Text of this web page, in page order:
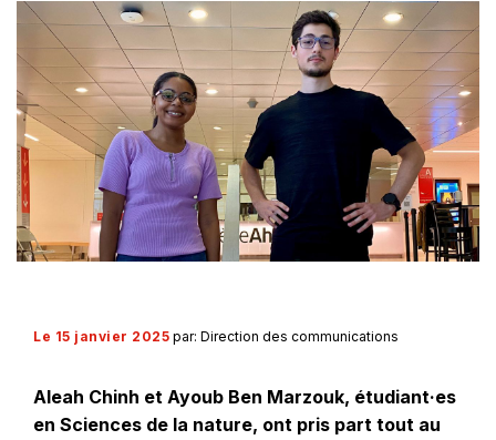
Le 15 janvier 2025 par: Direction des communications
Aleah Chinh et Ayoub Ben Marzouk, étudiant·es
en Sciences de la nature, ont pris part tout au